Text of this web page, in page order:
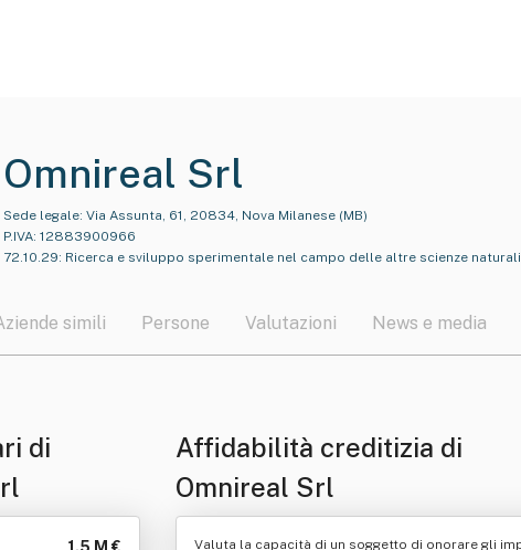
Omnireal Srl
Sede legale: Via Assunta, 61, 20834, Nova Milanese (MB)
P.IVA: 12883900966
72.10.29: Ricerca e sviluppo sperimentale nel campo delle altre scienze naturali
simili Persone Valutazioni News e media
di
Affidabilità creditizia di
Omnireal Srl
Valuta la capacità di un soggetto di onorare gli